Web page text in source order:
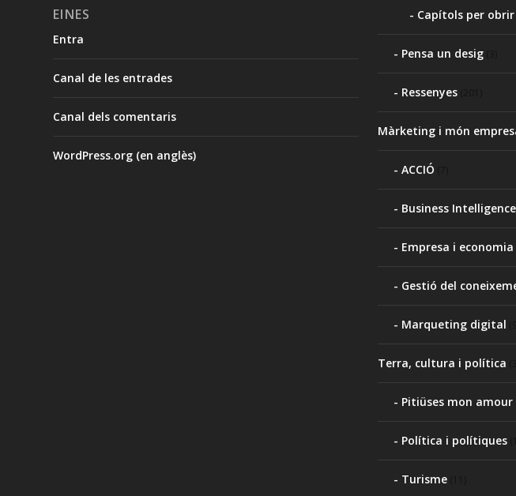
EINES
Entra
Canal de les entrades
Canal dels comentaris
WordPress.org (en anglès)
Capítols per
Pensa un desig
Ressenyes
Màrketing i món
ACCIÓ
Business Intelligence
Empresa i economia
Gestió del
Marqueting digital
Terra, cultura i política
Pitiüses mon amour
Política i polítiques
Turisme